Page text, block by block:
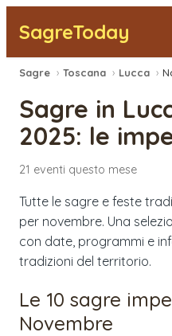
SagreToday
Segnala una sagra
Tutte le Sagre
Vicino a Me
Sagre › Toscana › Lucca ›
Sagre in
2025: le
21 eventi questo mese
Tutte le sagre e feste
per novembre. Una
con date, programmi e
tradizioni del territorio.
Le 10 sagre
Novembre